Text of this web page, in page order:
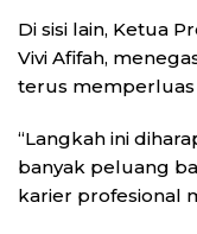
Di sisi lain, Ketua
Vivi Afifah,
terus memperluas
“Langkah ini
banyak peluang
karier profesional